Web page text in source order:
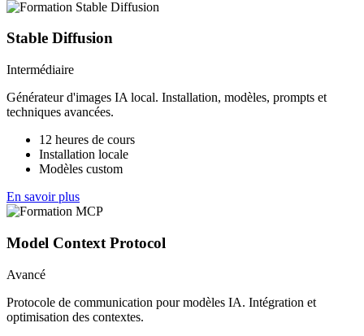
Stable Diffusion
Intermédiaire
Générateur d'images IA local. Installation, modèles, prompts et
techniques avancées.
12 heures de cours
Installation locale
Modèles custom
En savoir plus
Model Context Protocol
Avancé
Protocole de communication pour modèles IA. Intégration et
optimisation des contextes.